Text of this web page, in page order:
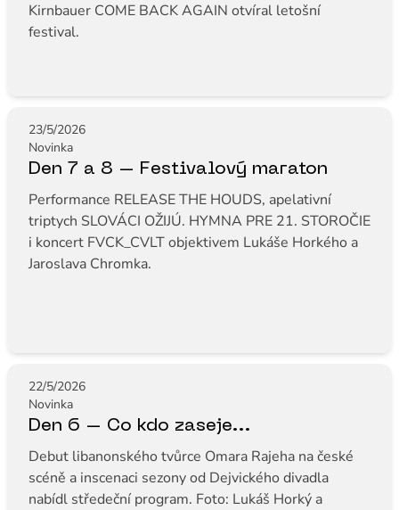
Kirnbauer COME BACK AGAIN otvíral letošní
festival.
23/5/2026
Novinka
Den 7 a 8 – Festivalový maraton
Performance RELEASE THE HOUDS, apelativní
triptych SLOVÁCI OŽIJÚ. HYMNA PRE 21. STOROČIE
i koncert FVCK_CVLT objektivem Lukáše Horkého a
Jaroslava Chromka.
22/5/2026
Novinka
Den 6 – Co kdo zaseje...
Debut libanonského tvůrce Omara Rajeha na české
scéně a inscenaci sezony od Dejvického divadla
nabídl středeční program. Foto: Lukáš Horký a